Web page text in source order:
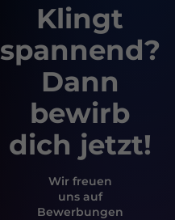
Klingt
spannend?
Dann
bewirb
dich jetzt!
Wir freuen
uns auf
Bewerbungen